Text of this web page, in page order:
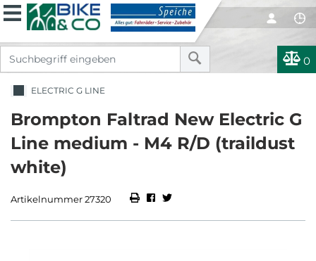
0
ELECTRIC G LINE
Brompton Faltrad New Electric G
Line medium - M4 R/D (traildust
white)
Artikelnummer 27320